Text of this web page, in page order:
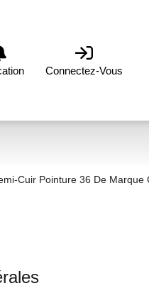
Connectez-Vous
Cuir Pointure 36 De Marque